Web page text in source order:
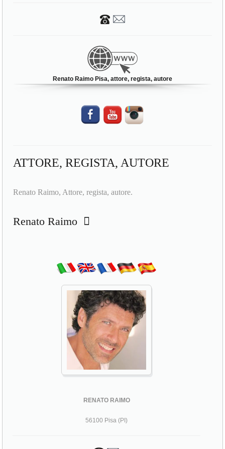
Renato Raimo Pisa, attore, regista, autore
ATTORE, REGISTA, AUTORE
Renato Raimo, Attore, regista, autore.
Renato Raimo
RENATO RAIMO
56100 Pisa (PI)